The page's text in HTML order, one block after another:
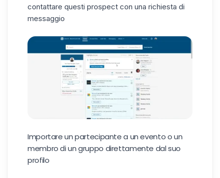
contattare questi prospect con una richiesta di
messaggio
Importare un partecipante a un evento o un
membro di un gruppo direttamente dal suo
profilo